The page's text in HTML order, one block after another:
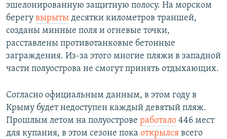
эшелонированную защитную полосу. На морском
берегу вырыты десятки километров траншей,
созданы минные поля и огневые точки,
расставлены противотанковые бетонные
заграждения. Из-за этого многие пляжи в западной
части полуострова не смогут принять отдыхающих.
Согласно официальным данным, в этом году в
Крыму будет недоступен каждый девятый пляж.
Прошлым летом на полуострове работало 446 мест
для купания, в этом сезоне пока открылся всего